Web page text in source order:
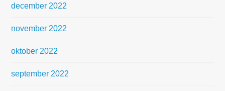
december 2022
november 2022
oktober 2022
september 2022